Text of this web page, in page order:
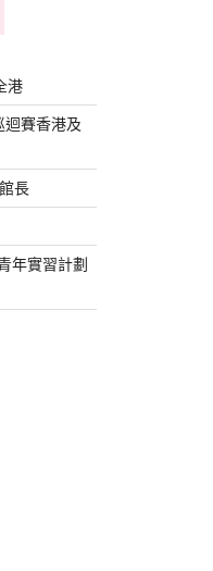
港
迴賽香港及
長
年實習計劃